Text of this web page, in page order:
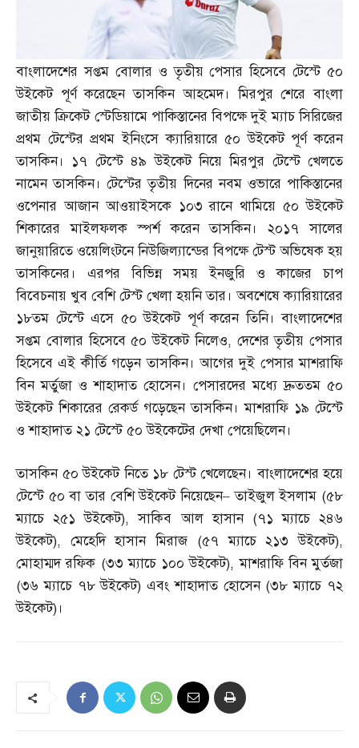
বাংলাদেশের সপ্তম বোলার ও তৃতীয় পেসার হিসেবে টেস্টে ৫০
উইকেট পূর্ণ করেছেন তাসকিন আহমেদ। মিরপুর শেরে বাংলা
জাতীয় ক্রিকেট স্টেডিয়ামে পাকিস্তানের বিপক্ষে দুই ম্যাচ সিরিজের
প্রথম টেস্টের প্রথম ইনিংসে ক্যারিয়ারে ৫০ উইকেট পূর্ণ করেন
তাসকিন। ১৭ টেস্টে ৪৯ উইকেট নিয়ে মিরপুর টেস্টে খেলতে
নামেন তাসকিন। টেস্টের তৃতীয় দিনের নবম ওভারে পাকিস্তানের
ওপেনার আজান আওয়াইসকে ১০৩ রানে থামিয়ে ৫০ উইকেট
শিকারের মাইলফলক স্পর্শ করেন তাসকিন। ২০১৭ সালের
জানুয়ারিতে ওয়েলিংটনে নিউজিল্যান্ডের বিপক্ষে টেস্ট অভিষেক হয়
তাসকিনের। এরপর বিভিন্ন সময় ইনজুরি ও কাজের চাপ
বিবেচনায় খুব বেশি টেস্ট খেলা হয়নি তার। অবশেষে ক্যারিয়ারের
১৮তম টেস্টে এসে ৫০ উইকেট পূর্ণ করেন তিনি। বাংলাদেশের
সপ্তম বোলার হিসেবে ৫০ উইকেট নিলেও, দেশের তৃতীয় পেসার
হিসেবে এই কীর্তি গড়েন তাসকিন। আগের দুই পেসার মাশরাফি
বিন মর্তুজা ও শাহাদাত হোসেন। পেসারদের মধ্যে দ্রুততম ৫০
উইকেট শিকারের রেকর্ড গড়েছেন তাসকিন। মাশরাফি ১৯ টেস্টে
ও শাহাদাত ২১ টেস্টে ৫০ উইকেটের দেখা পেয়েছিলেন।
তাসকিন ৫০ উইকেট নিতে ১৮ টেস্ট খেলেছেন। বাংলাদেশের হয়ে
টেস্টে ৫০ বা তার বেশি উইকেট নিয়েছেন–তাইজুল ইসলাম (৫৮
ম্যাচে ২৫১ উইকেট),সাকিব আল হাসান (৭১ ম্যাচে ২৪৬
উইকেট), মেহেদি হাসান মিরাজ (৫৭ ম্যাচে ২১৩ উইকেট),
মোহাম্মদ রফিক (৩৩ ম্যাচে ১০০ উইকেট),মাশরাফি বিন মুর্তজা
(৩৬ ম্যাচে ৭৮ উইকেট)এবং শাহাদাত হোসেন (৩৮ ম্যাচে ৭২
উইকেট)।